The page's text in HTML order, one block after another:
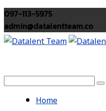
097-113-5975
admin@datalentteam.co
Home